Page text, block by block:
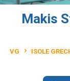
Makis
VG ISOLE